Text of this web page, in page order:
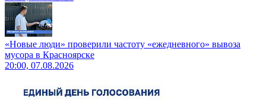
«Новые люди» проверили частоту «ежедневного» вывоза
мусора в Красноярске
20:00, 07.08.2026